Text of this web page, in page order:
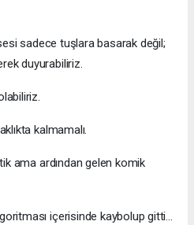
sadece tuşlara basarak değil;
duyurabiliriz.
kalmamalı.
ama ardından gelen komik
içerisinde kaybolup gitti…